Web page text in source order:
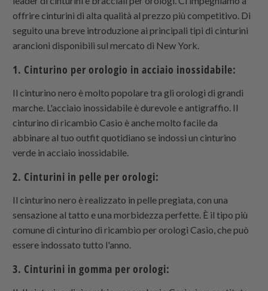
offrire cinturini di alta qualità al prezzo più competitivo. Di
seguito una breve introduzione ai principali tipi di cinturini
arancioni disponibili sul mercato di New York.
1. Cinturino per orologio in acciaio inossidabile:
Il cinturino nero è molto popolare tra gli orologi di grandi
marche. L'acciaio inossidabile è durevole e antigraffio. Il
cinturino di ricambio Casio è anche molto facile da
abbinare al tuo outfit quotidiano se indossi un cinturino
verde in acciaio inossidabile.
2. Cinturini in pelle per orologi:
Il cinturino nero è realizzato in pelle pregiata, con una
sensazione al tatto e una morbidezza perfette. È il tipo più
comune di cinturino di ricambio per orologi Casio, che può
essere indossato tutto l'anno.
3. Cinturini in gomma per orologi: